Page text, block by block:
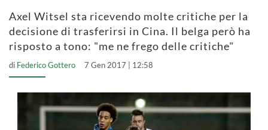
Axel Witsel sta ricevendo molte critiche per la
decisione di trasferirsi in Cina. Il belga però ha
risposto a tono: "me ne frego delle critiche"
di Federico Gottero 7 Gen 2017 | 12:58